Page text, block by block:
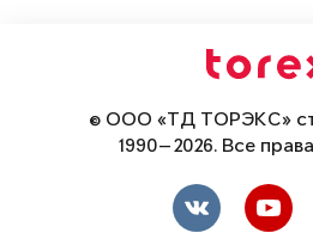
© ООО «ТД ТОРЭКС»
1990—2026. Все